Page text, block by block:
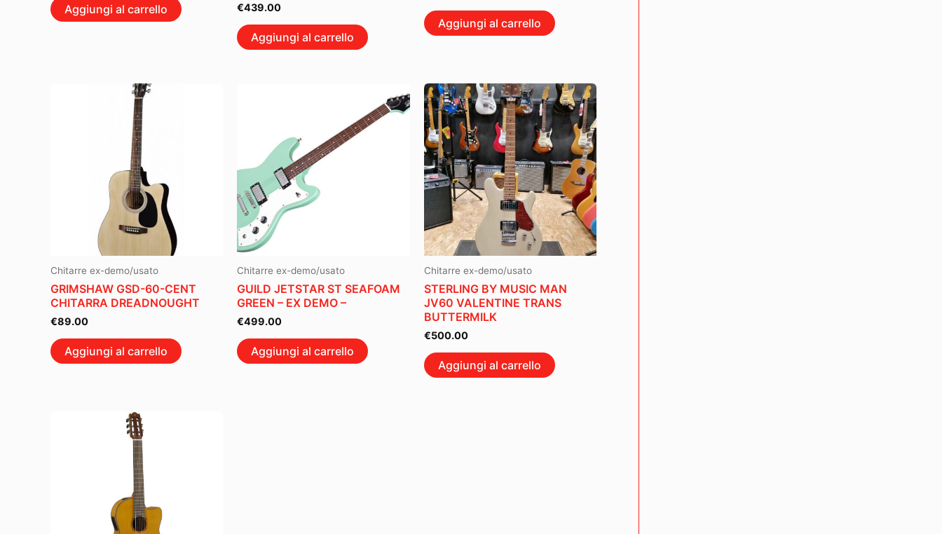
Aggiungi al carrello €439.00
Aggiungi al carrello
Aggiungi al carrello
Chitarre ex-demo/usato
GRIMSHAW GSD-60-CENT
CHITARRA DREADNOUGHT
€89.00
Aggiungi al carrello
Chitarre ex-demo/usato
GUILD JETSTAR ST SEAFOAM
GREEN – EX DEMO –
€499.00
Aggiungi al carrello
Chitarre ex-demo/usato
STERLING BY MUSIC MAN
JV60 VALENTINE TRANS
BUTTERMILK
€500.00
Aggiungi al carrello